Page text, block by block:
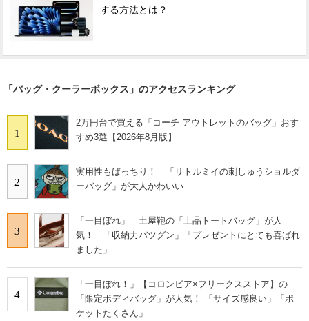
する方法とは？
「バッグ・クーラーボックス」のアクセスランキング
1
2万円台で買える「コーチ アウトレットのバッグ」おす
すめ3選【2026年8月版】
2
実用性もばっちり！ 「リトルミイの刺しゅうショルダ
ーバッグ」が大人かわいい
3
「一目ぼれ」 土屋鞄の「上品トートバッグ」が人
気！ 「収納力バツグン」「プレゼントにとても喜ばれ
ました」
4
「一目ぼれ！」【コロンビア×フリークスストア】の
「限定ボディバッグ」が人気！ 「サイズ感良い」「ポ
ケットたくさん」